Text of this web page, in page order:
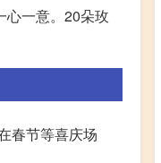
心一意。20朵玫
春节等喜庆场